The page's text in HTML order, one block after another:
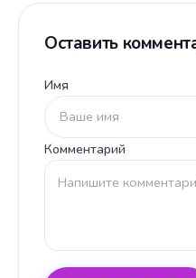
Оставить
Имя
Комментарий